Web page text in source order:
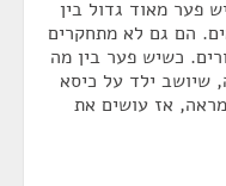
פער מאוד גדול בין
הם גם לא מתחקרים
כשיש פער בין מה
שיושב ילד על כיסא
אז עושים את